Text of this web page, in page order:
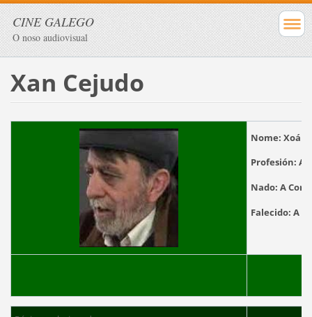
CINE GALEGO
O noso audiovisual
Xan Cejudo
Nome: Xoán
Profesión:
Nado: A
Falecido: A